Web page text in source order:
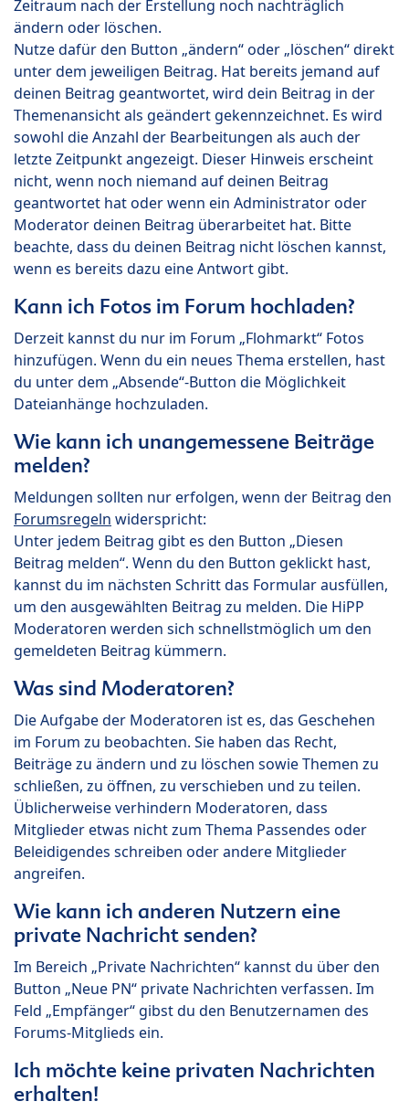
Zeitraum nach der Erstellung noch nachträglich
ändern oder löschen.
Nutze dafür den Button „ändern“ oder „löschen“ direkt
unter dem jeweiligen Beitrag. Hat bereits jemand auf
deinen Beitrag geantwortet, wird dein Beitrag in der
Themenansicht als geändert gekennzeichnet. Es wird
sowohl die Anzahl der Bearbeitungen als auch der
letzte Zeitpunkt angezeigt. Dieser Hinweis erscheint
nicht, wenn noch niemand auf deinen Beitrag
geantwortet hat oder wenn ein Administrator oder
Moderator deinen Beitrag überarbeitet hat. Bitte
beachte, dass du deinen Beitrag nicht löschen kannst,
wenn es bereits dazu eine Antwort gibt.
Kann ich Fotos im Forum hochladen?
Derzeit kannst du nur im Forum „Flohmarkt“ Fotos
hinzufügen. Wenn du ein neues Thema erstellen, hast
du unter dem „Absende“-Button die Möglichkeit
Dateianhänge hochzuladen.
Wie kann ich unangemessene Beiträge
melden?
Meldungen sollten nur erfolgen, wenn der Beitrag den
Forumsregeln widerspricht:
Unter jedem Beitrag gibt es den Button „Diesen
Beitrag melden“. Wenn du den Button geklickt hast,
kannst du im nächsten Schritt das Formular ausfüllen,
um den ausgewählten Beitrag zu melden. Die HiPP
Moderatoren werden sich schnellstmöglich um den
gemeldeten Beitrag kümmern.
Was sind Moderatoren?
Die Aufgabe der Moderatoren ist es, das Geschehen
im Forum zu beobachten. Sie haben das Recht,
Beiträge zu ändern und zu löschen sowie Themen zu
schließen, zu öffnen, zu verschieben und zu teilen.
Üblicherweise verhindern Moderatoren, dass
Mitglieder etwas nicht zum Thema Passendes oder
Beleidigendes schreiben oder andere Mitglieder
angreifen.
Wie kann ich anderen Nutzern eine
private Nachricht senden?
Im Bereich „Private Nachrichten“ kannst du über den
Button „Neue PN“ private Nachrichten verfassen. Im
Feld „Empfänger“ gibst du den Benutzernamen des
Forums-Mitglieds ein.
Ich möchte keine privaten Nachrichten
erhalten!